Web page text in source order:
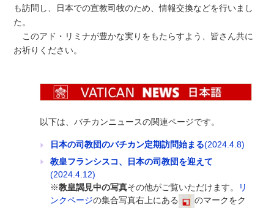
も訪問し、日本での宣教司牧のため、情報交換などを行いまし
た。
このアド・リミナが豊かな実りをもたらすよう、皆さん共に
お祈りください。
以下は、バチカンニュースの関連ページです。
日本の司教団のバチカン定期訪問始まる(2024.4.8)
教皇フランシスコ、日本の司教団を迎えて
(2024.4.12)
※教皇謁見中の写真その他がご覧いただけます。
リ
ンクページの集合写真右上にある
のマークをク